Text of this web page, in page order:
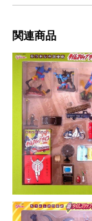
関連商品